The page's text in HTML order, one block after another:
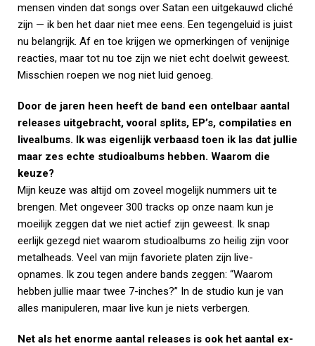
mensen vinden dat songs over Satan een uitgekauwd cliché
zijn — ik ben het daar niet mee eens. Een tegengeluid is juist
nu belangrijk. Af en toe krijgen we opmerkingen of venijnige
reacties, maar tot nu toe zijn we niet echt doelwit geweest.
Misschien roepen we nog niet luid genoeg.
Door de jaren heen heeft de band een ontelbaar aantal
releases uitgebracht, vooral splits, EP’s, compilaties en
livealbums. Ik was eigenlijk verbaasd toen ik las dat jullie
maar zes echte studioalbums hebben. Waarom die
keuze?
Mijn keuze was altijd om zoveel mogelijk nummers uit te
brengen. Met ongeveer 300 tracks op onze naam kun je
moeilijk zeggen dat we niet actief zijn geweest. Ik snap
eerlijk gezegd niet waarom studioalbums zo heilig zijn voor
metalheads. Veel van mijn favoriete platen zijn live-
opnames. Ik zou tegen andere bands zeggen: “Waarom
hebben jullie maar twee 7-inches?” In de studio kun je van
alles manipuleren, maar live kun je niets verbergen.
Net als het enorme aantal releases is ook het aantal ex-